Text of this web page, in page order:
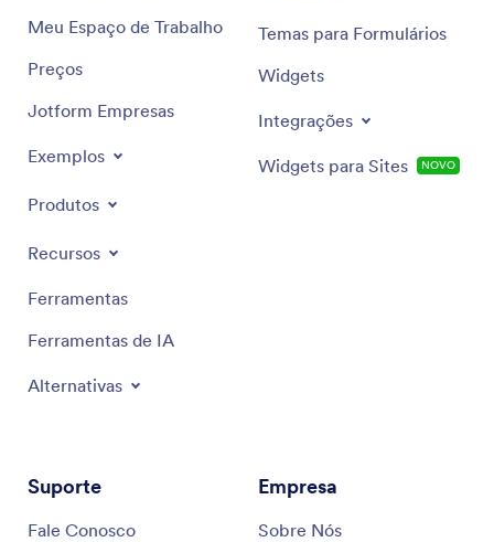
Meu Espaço de Trabalho
Preços
Jotform Empresas
Exemplos
Produtos
Recursos
Ferramentas
Ferramentas de IA
Alternativas
Temas para Formulários
Widgets
Integrações
Widgets para Sites NOVO
Suporte
Fale Conosco
Empresa
Sobre Nós